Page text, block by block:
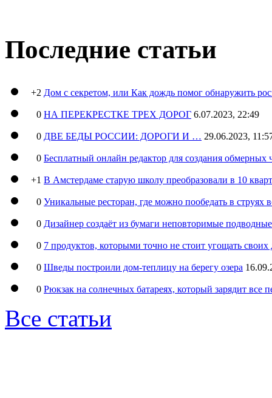
Последние статьи
+2 Дом с секретом, или Как дождь помог обнаружить
0 НА ПЕРЕКРЕСТКЕ ТРЕХ ДОРОГ 6.07.2023, 22:49
0 ДВЕ БЕДЫ РОССИИ: ДОРОГИ И … 29.06.2023,
0 Бесплатный онлайн редактор для создания обмерных
+1 В Амстердаме старую школу преобразовали в 10
0 Уникальные ресторан, где можно пообедать в струях
0 Дизайнер создаёт из бумаги неповторимые
0 7 продуктов, которыми точно не стоит угощать
0 Шведы построили дом-теплицу на берегу озера
0 Рюкзак на солнечных батареях, который зарядит все
Все статьи